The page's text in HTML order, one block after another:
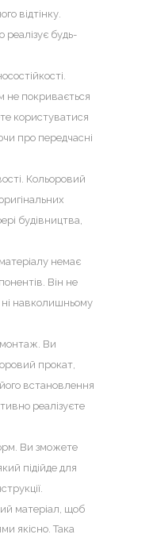
відтінку.
реалізує будь-
не покривається
користуватися
про передчасні
Кольоровий
будівництва,
немає
Він не
навколишньому
Ви
прокат,
встановлення
реалізуєте
Ви зможете
підійде для
матеріал, щоб
якісно. Така